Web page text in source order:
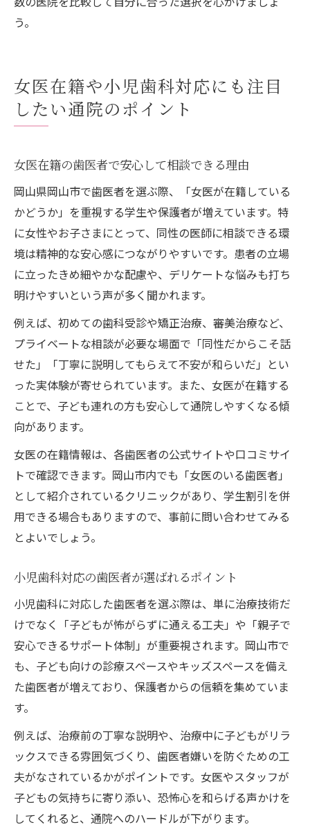
う。
女医在籍や小児歯科対応にも注目
したい通院のポイント
女医在籍の歯医者で安心して相談できる理由
岡山県岡山市で歯医者を選ぶ際、「女医が在籍している
かどうか」を重視する学生や保護者が増えています。特
に女性やお子さまにとって、同性の医師に相談できる環
境は精神的な安心感につながりやすいです。患者の立場
に立ったきめ細やかな配慮や、デリケートな悩みも打ち
明けやすいという声が多く聞かれます。
例えば、初めての歯科受診や矯正治療、審美治療など、
プライベートな相談が必要な場面で「同性だからこそ話
せた」「丁寧に説明してもらえて不安が和らいだ」とい
った実体験が寄せられています。また、女医が在籍する
ことで、子ども連れの方も安心して通院しやすくなる傾
向があります。
女医の在籍情報は、各歯医者の公式サイトや口コミサイ
トで確認できます。岡山市内でも「女医のいる歯医者」
として紹介されているクリニックがあり、学生割引を併
用できる場合もありますので、事前に問い合わせてみる
とよいでしょう。
小児歯科対応の歯医者が選ばれるポイント
小児歯科に対応した歯医者を選ぶ際は、単に治療技術だ
けでなく「子どもが怖がらずに通える工夫」や「親子で
安心できるサポート体制」が重要視されます。岡山市で
も、子ども向けの診療スペースやキッズスペースを備え
た歯医者が増えており、保護者からの信頼を集めていま
す。
例えば、治療前の丁寧な説明や、治療中に子どもがリラ
ックスできる雰囲気づくり、歯医者嫌いを防ぐための工
夫がなされているかがポイントです。女医やスタッフが
子どもの気持ちに寄り添い、恐怖心を和らげる声かけを
してくれると、通院へのハードルが下がります。